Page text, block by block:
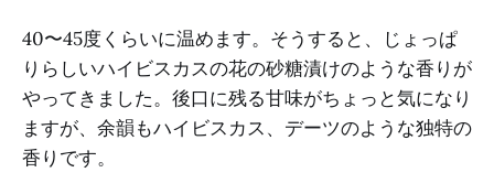
40〜45度くらいに温めます。そうすると、じょっぱ
りらしいハイビスカスの花の砂糖漬けのような香りが
やってきました。後口に残る甘味がちょっと気になり
ますが、余韻もハイビスカス、デーツのような独特の
香りです。